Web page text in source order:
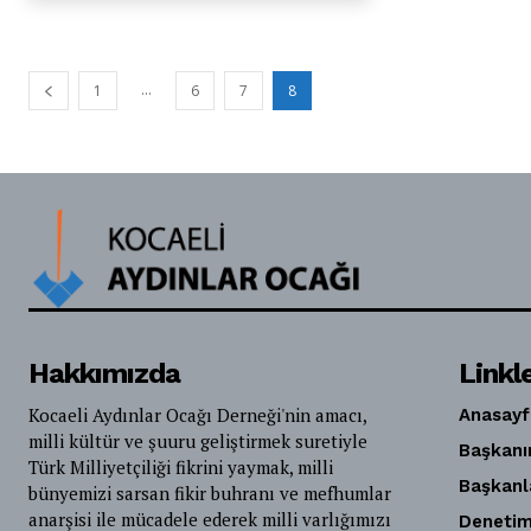
1 ... 6 7 8
Hakkımızda
Kocaeli Aydınlar Ocağı Derneği'nin amacı,
milli kültür ve şuuru geliştirmek suretiyle
Türk Milliyetçiliği fikrini yaymak, milli
bünyemizi sarsan fikir buhranı ve mefhumlar
anarşisi ile mücadele ederek milli varlığımızı